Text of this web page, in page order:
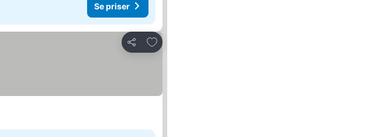
Se priser
Dela
Lägg till i Mina Favoriter